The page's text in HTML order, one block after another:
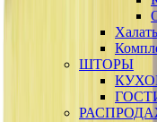
ШТОРЫ